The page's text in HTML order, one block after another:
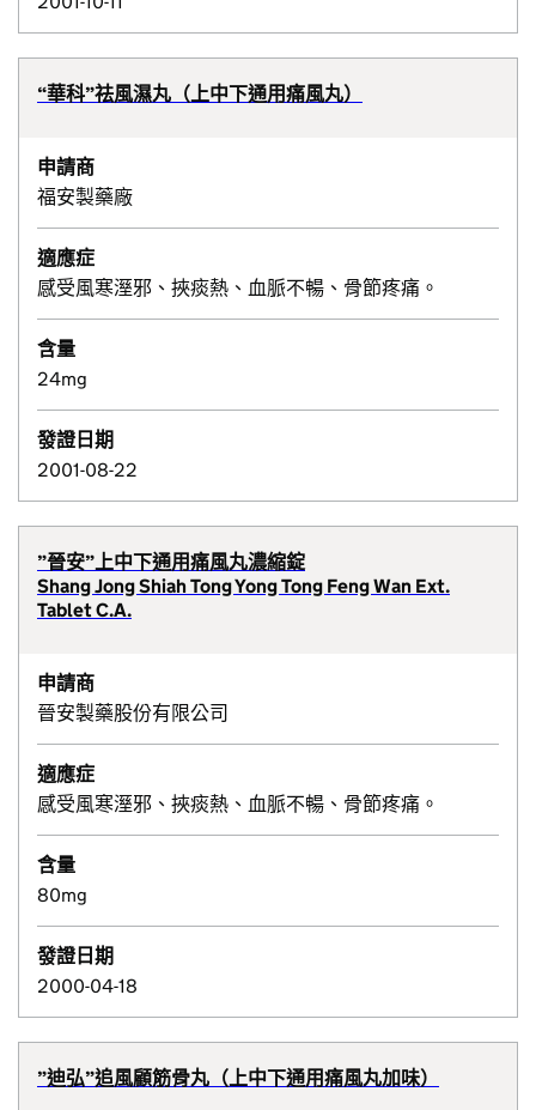
“華科”祛風濕丸（上中下通用痛風丸）
申請商
福安製藥廠
適應症
感受風寒溼邪、挾痰熱、血脈不暢、骨節疼痛。
含量
24mg
發證日期
2001-08-22
”晉安”上中下通用痛風丸濃縮錠
Shang Jong Shiah Tong Yong Tong Feng Wan Ext.
Tablet C.A.
申請商
晉安製藥股份有限公司
適應症
感受風寒溼邪、挾痰熱、血脈不暢、骨節疼痛。
含量
80mg
發證日期
2000-04-18
”迪弘”追風顧筋骨丸（上中下通用痛風丸加味）